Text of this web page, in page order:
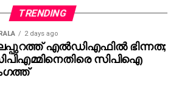
ഉദ്യോഗസ്ഥർ നൽകിയ
ചോദ്യങ്ങളും വിശദമായി
അവരുടെ ചോദ്യങ്ങൾ വഴി
വാദങ്ങളെ പിന്തുണയ്ക്കാൻ
കൃത്യമായി
TRENDING
2 days ago
എല്‍ഡിഎഫില്‍ ഭിന്നത;
സിപിഐ